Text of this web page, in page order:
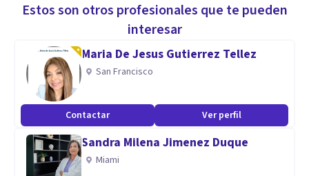
Estos son otros profesionales que te pueden
interesar
Maria De Jesus Gutierrez Tellez
San Francisco
Contactar Ver perfil
Sandra Milena Jimenez Duque
Miami